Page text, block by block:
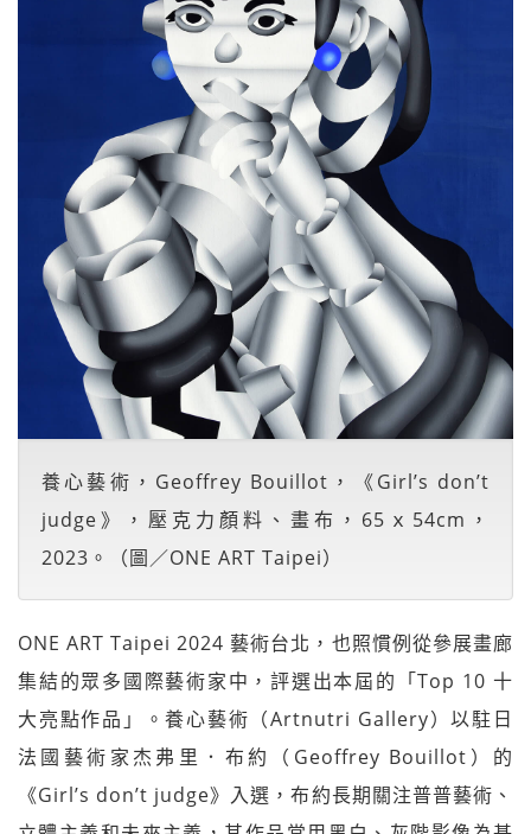
養心藝術，Geoffrey Bouillot，《Girl’s don’t
judge》，壓克力顏料、畫布，65ｘ54cm，
2023。（圖／ONE ART Taipei）
ONE ART Taipei 2024 藝術台北，也照慣例從參展畫廊
集結的眾多國際藝術家中，評選出本屆的「Top 10 十
大亮點作品」。養心藝術（Artnutri Gallery）以駐日
法國藝術家杰弗里．布約（Geoffrey Bouillot）的
《Girl’s don’t judge》入選，布約長期關注普普藝術、